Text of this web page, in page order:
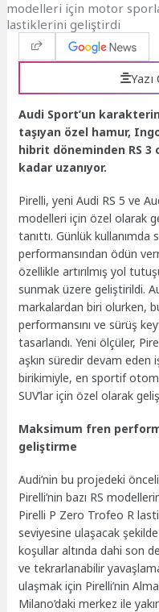
Audi Sport’un
taşıyan özel hamur,
hibrit döneminden RS
kadar uzanıyor.
Pirelli, yeni Audi RS 5 ve
modelleri için özel olarak
tanıttı. Günlük
performansından ödün
özellikle artırılmış yol
sunmak üzere geliştirildi.
markalardan biri olurken,
performansını ve sürüş
tasarlandı. Yeni ölçüler,
aşkın süredir devam eden
birikimiyle, en sportif
SUV’lar için özel olarak
Maksimum fren
geliştirme
Audi’nin bu projedeki
Pirelli’nin bazı RS
Pirelli P Zero Trofeo R
seviyesine ulaşacak
koşullar altında dahi son
ve tekrarlanabilir
ulaşmak için Pirelli’nin
Milano’daki merkez ile